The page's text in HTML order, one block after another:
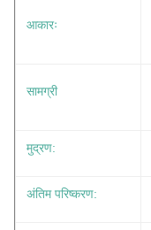
आकारः
सामग्री
मुद्रण:
अंतिम परिष्करण: